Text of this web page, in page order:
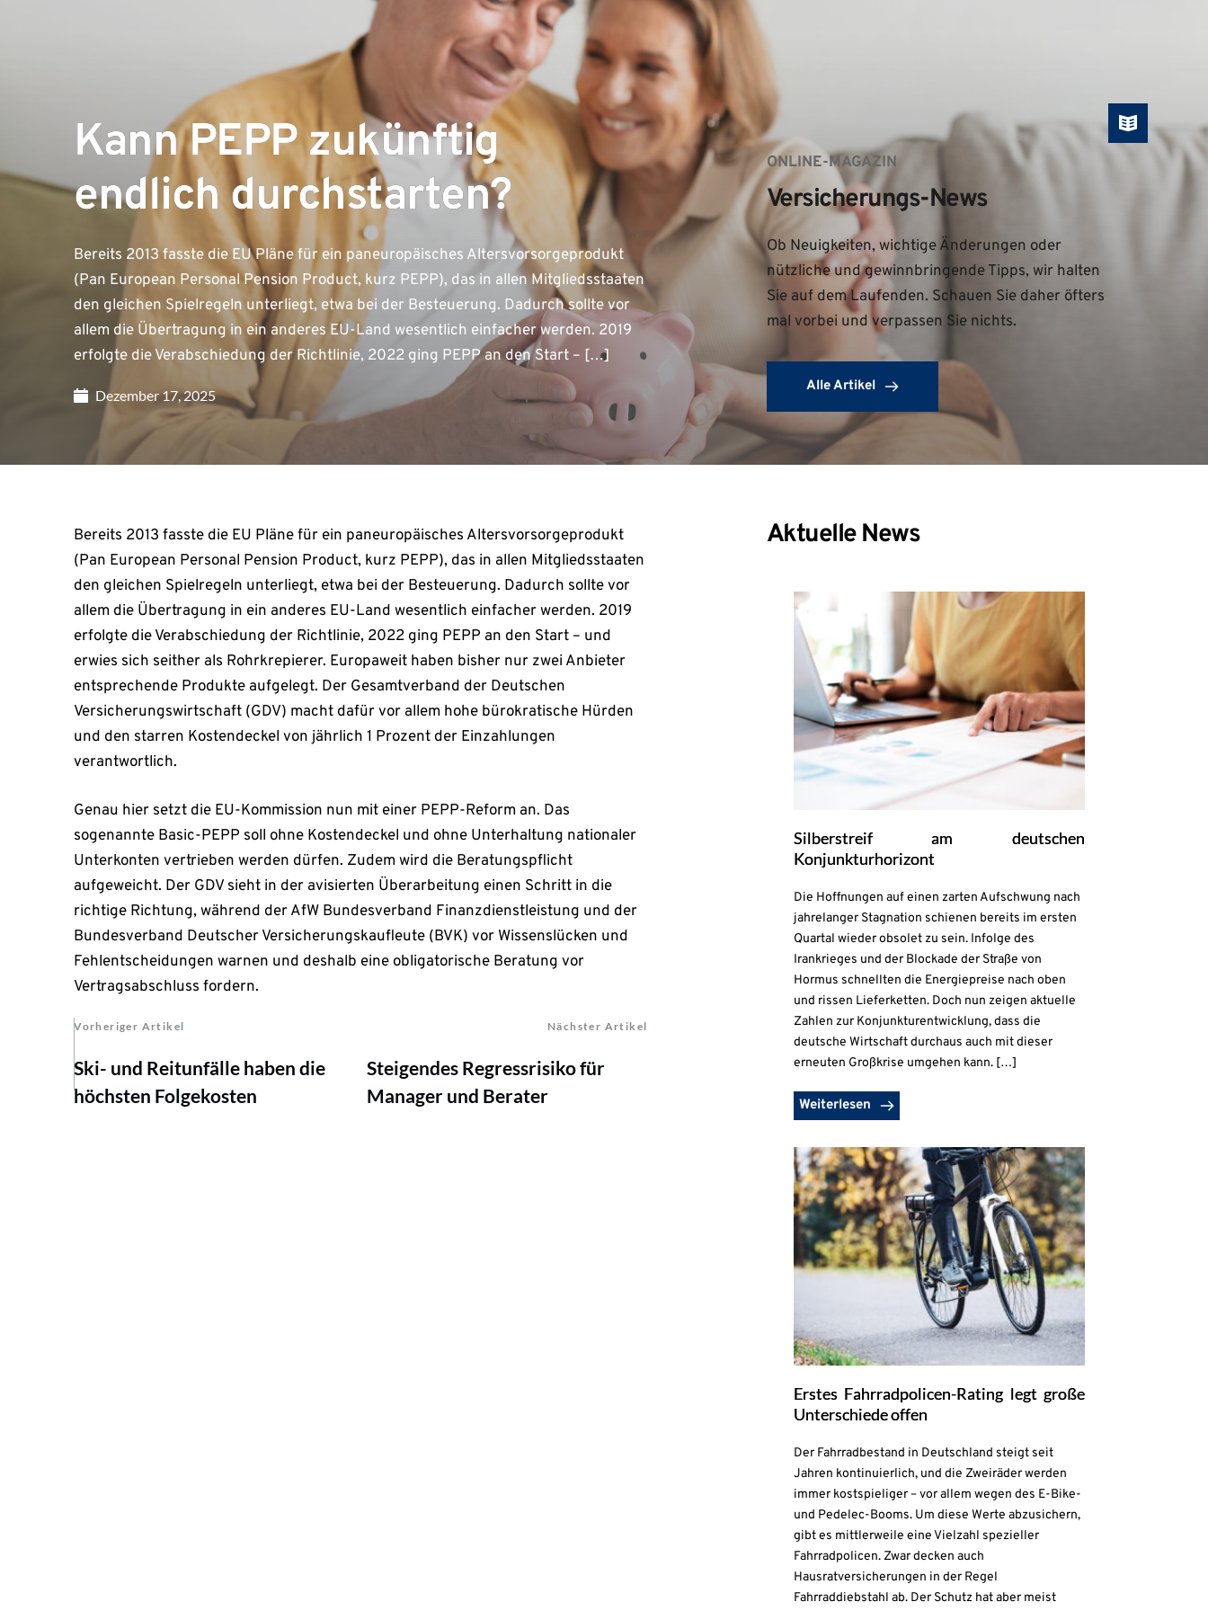
Kann PEPP zukünftig
endlich durchstarten?
Bereits 2013 fasste die EU Pläne für ein paneuropäisches Altersvorsorgeprodukt
(Pan European Personal Pension Product, kurz PEPP), das in allen Mitgliedsstaaten
den gleichen Spielregeln unterliegt, etwa bei der Besteuerung. Dadurch sollte vor
allem die Übertragung in ein anderes EU-Land wesentlich einfacher werden. 2019
erfolgte die Verabschiedung der Richtlinie, 2022 ging PEPP an den Start – […]
Dezember 17, 2025
ONLINE-MAGAZIN
Versicherungs-News
Ob Neuigkeiten, wichtige Änderungen oder
nützliche und gewinnbringende Tipps, wir halten
Sie auf dem Laufenden. Schauen Sie daher öfters
mal vorbei und verpassen Sie nichts.
Alle Artikel
Bereits 2013 fasste die EU Pläne für ein paneuropäisches Altersvorsorgeprodukt
(Pan European Personal Pension Product, kurz PEPP), das in allen Mitgliedsstaaten
den gleichen Spielregeln unterliegt, etwa bei der Besteuerung. Dadurch sollte vor
allem die Übertragung in ein anderes EU-Land wesentlich einfacher werden. 2019
erfolgte die Verabschiedung der Richtlinie, 2022 ging PEPP an den Start – und
erwies sich seither als Rohrkrepierer. Europaweit haben bisher nur zwei Anbieter
entsprechende Produkte aufgelegt. Der Gesamtverband der Deutschen
Versicherungswirtschaft (GDV) macht dafür vor allem hohe bürokratische Hürden
und den starren Kostendeckel von jährlich 1 Prozent der Einzahlungen
verantwortlich.
Genau hier setzt die EU-Kommission nun mit einer PEPP-Reform an. Das
sogenannte Basic-PEPP soll ohne Kostendeckel und ohne Unterhaltung nationaler
Unterkonten vertrieben werden dürfen. Zudem wird die Beratungspflicht
aufgeweicht. Der GDV sieht in der avisierten Überarbeitung einen Schritt in die
richtige Richtung, während der AfW Bundesverband Finanzdienstleistung und der
Bundesverband Deutscher Versicherungskaufleute (BVK) vor Wissenslücken und
Fehlentscheidungen warnen und deshalb eine obligatorische Beratung vor
Vertragsabschluss fordern.
Vorheriger Artikel Nächster Artikel
Ski- und Reitunfälle haben die
höchsten Folgekosten
Steigendes Regressrisiko für
Manager und Berater
Aktuelle News
Silberstreif am deutschen
Konjunkturhorizont
Die Hoffnungen auf einen zarten Aufschwung nach
jahrelanger Stagnation schienen bereits im ersten
Quartal wieder obsolet zu sein. Infolge des
Irankrieges und der Blockade der Straße von
Hormus schnellten die Energiepreise nach oben
und rissen Lieferketten. Doch nun zeigen aktuelle
Zahlen zur Konjunkturentwicklung, dass die
deutsche Wirtschaft durchaus auch mit dieser
erneuten Großkrise umgehen kann. […]
Weiterlesen
Erstes Fahrradpolicen-Rating legt große
Unterschiede offen
Der Fahrradbestand in Deutschland steigt seit
Jahren kontinuierlich, und die Zweiräder werden
immer kostspieliger – vor allem wegen des E-Bike-
und Pedelec-Booms. Um diese Werte abzusichern,
gibt es mittlerweile eine Vielzahl spezieller
Fahrradpolicen. Zwar decken auch
Hausratversicherungen in der Regel
Fahrraddiebstahl ab. Der Schutz hat aber meist